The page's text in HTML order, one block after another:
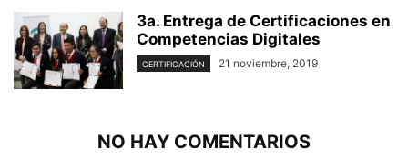
3a. Entrega de Certificaciones en
Competencias Digitales
CERTIFICACIÓN 21 noviembre, 2019
NO HAY COMENTARIOS